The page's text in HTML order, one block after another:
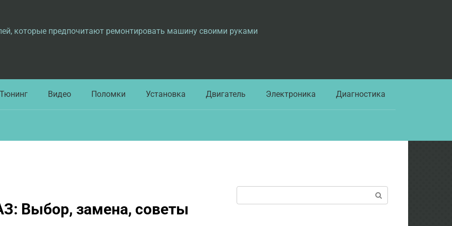
которые предпочитают ремонтировать машину своими руками
Тюнинг Видео Поломки Установка Двигатель Электроника Диагностика
Выбор, замена, советы